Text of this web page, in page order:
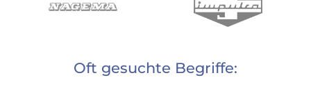
Oft gesuchte Begriffe: